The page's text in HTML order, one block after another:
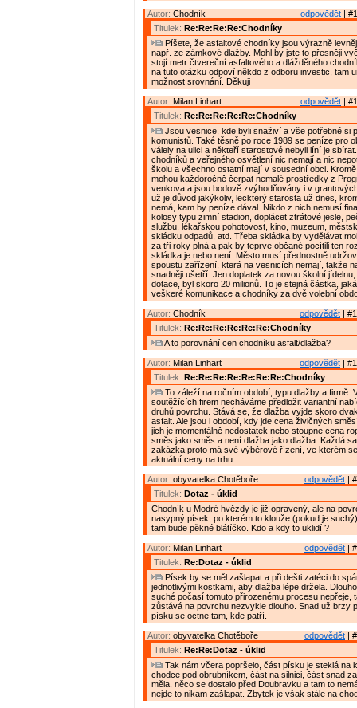
odpovědět |
Autor: Chodník
Titulek: Re:Re:Re:Re:Chodníky
Píšete, že asfaltové chodníky jsou výrazně
např. ze zámkové dlažby. Mohl by jste to přesněji
stojí metr čtvereční asfaltového a dlážděného
na tuto otázku odpoví někdo z odboru investic, tam
možnost srovnání. Děkuji
odpovědět |
Autor: Milan Linhart
Titulek: Re:Re:Re:Re:Re:Chodníky
Jsou vesnice, kde byli snaživí a vše potřebné si
komunistů. Také těsně po roce 1989 se peníze pro
válely na ulici a někteří starostové nebyli líní je
chodníků a veřejného osvětlení nic nemají a nic
školu a všechno ostatní mají v sousední obci.
mohou každoročně čerpat nemalé prostředky z
venkova a jsou bodově zvýhodňovány i v
už je důvod jakýkoliv, leckterý starosta už dnes,
nemá, kam by peníze dával. Nikdo z nich nemusí
kolosy typu zimní stadion, doplácet ztrátové jesle,
službu, lékařskou pohotovost, kino, muzeum,
skládku odpadů, atd. Třeba skládka by vydělávat
za tři roky plná a pak by teprve občané pocítili ten
skládka je nebo není. Město musí přednostně
spoustu zařízení, která na vesnicích nemají, takže
snadněji ušetří. Jen doplatek za novou školní
dotace, byl skoro 20 milionů. To je stejná částka,
veškeré komunikace a chodníky za dvě volební
odpovědět |
Autor: Chodník
Titulek: Re:Re:Re:Re:Re:Re:Chodníky
A to porovnání cen chodníku asfalt/dlažba?
odpovědět |
Autor: Milan Linhart
Titulek: Re:Re:Re:Re:Re:Re:Re:Chodníky
To záleží na ročním období, typu dlažby a firmě.
soutěžících firem necháváme předložit variantní
druhů povrchu. Stává se, že dlažba vyjde skoro
asfalt. Ale jsou i období, kdy jde cena živičných
jich je momentálně nedostatek nebo stoupne cena
směs jako směs a není dlažba jako dlažba. Každá
zakázka proto má své výběrové řízení, ve kterém
aktuální ceny na trhu.
odpovědět |
Autor: obyvatelka Chotěboře
Titulek: Dotaz - úklid
Chodník u Modré hvězdy je již opravený, ale na
nasypný písek, po kterém to klouže (pokud je
tam bude pěkné blátíčko. Kdo a kdy to uklidí ?
odpovědět |
Autor: Milan Linhart
Titulek: Re:Dotaz - úklid
Písek by se měl zašlapat a při dešti zatéci do
jednotlivými kostkami, aby dlažba lépe držela.
suché počasí tomuto přirozenému procesu nepřeje,
zůstává na povrchu nezvykle dlouho. Snad už brzy
písku se octne tam, kde patří.
odpovědět |
Autor: obyvatelka Chotěboře
Titulek: Re:Re:Dotaz - úklid
Tak nám včera popršelo, část písku je steklá na
chodce pod obrubníkem, část na silnici, část snad
měla, něco se dostalo před Doubravku a tam to
nejde to nikam zašlapat. Zbytek je však stále na